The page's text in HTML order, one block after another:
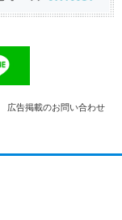
広告掲載のお問い合わせ